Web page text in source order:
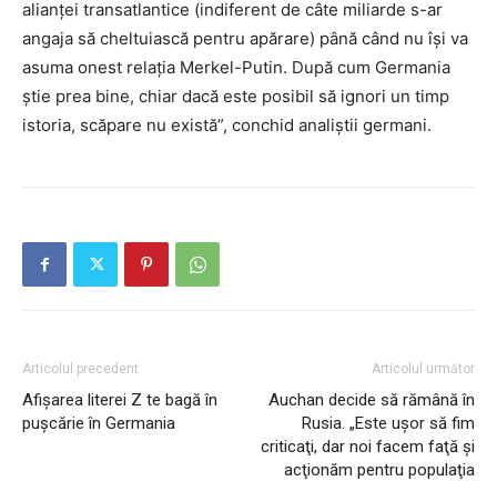
alianței transatlantice (indiferent de câte miliarde s-ar
angaja să cheltuiască pentru apărare) până când nu își va
asuma onest relația Merkel-Putin. După cum Germania
știe prea bine, chiar dacă este posibil să ignori un timp
istoria, scăpare nu există”, conchid analiștii germani.
Articolul precedent
Afișarea literei Z te bagă în
pușcărie în Germania
Articolul următor
Auchan decide să rămână în
Rusia. „Este uşor să fim
criticaţi, dar noi facem faţă şi
acţionăm pentru populaţia